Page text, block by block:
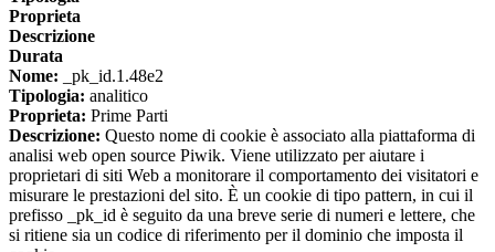
Proprieta
Descrizione
Durata
Nome: _pk_id.1.48e2
Tipologia: analitico
Proprieta: Prime Parti
Descrizione: Questo nome di cookie è associato alla piattaforma di
analisi web open source Piwik. Viene utilizzato per aiutare i
proprietari di siti Web a monitorare il comportamento dei visitatori e
misurare le prestazioni del sito. È un cookie di tipo pattern, in cui il
prefisso _pk_id è seguito da una breve serie di numeri e lettere, che
si ritiene sia un codice di riferimento per il dominio che imposta il